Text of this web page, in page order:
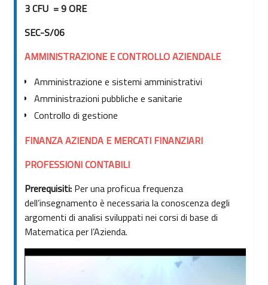
3 CFU = 9 ORE
SEC-S/06
AMMINISTRAZIONE E CONTROLLO AZIENDALE
Amministrazione e sistemi amministrativi
Amministrazioni pubbliche e sanitarie
Controllo di gestione
FINANZA AZIENDA E MERCATI FINANZIARI
PROFESSIONI CONTABILI
Prerequisiti: Per una proficua frequenza
dell’insegnamento è necessaria la conoscenza degli
argomenti di analisi sviluppati nei corsi di base di
Matematica per l’Azienda.